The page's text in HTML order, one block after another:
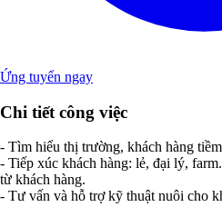
Ứng tuyển ngay
Chi tiết công việc
- Tìm hiểu thị trường, khách hàng
- Tiếp xúc khách hàng: lẻ, đại lý,
từ khách hàng.
- Tư vấn và hỗ trợ kỹ thuật nuôi cho